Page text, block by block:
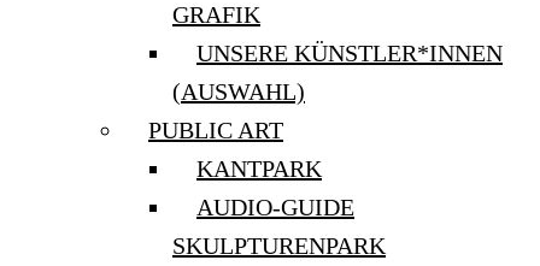
GRAFIK
UNSERE KÜNSTLER*INNEN
(AUSWAHL)
PUBLIC ART
KANTPARK
AUDIO-GUIDE
SKULPTURENPARK